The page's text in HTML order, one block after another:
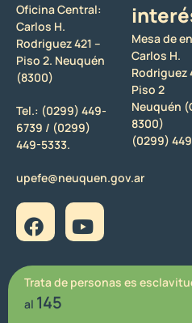
Oficina Central:
Carlos H.
Rodriguez 421 –
Piso 2. Neuquén
(8300)
Tel.: (0299) 449-
6739 / (0299)
449-5333.
upefe@neuquen.gov.ar
Mesa de
Carlos H.
Rodriguez
Piso 2
Neuquén
8300)
(0299)
Trata de personas es
al 145